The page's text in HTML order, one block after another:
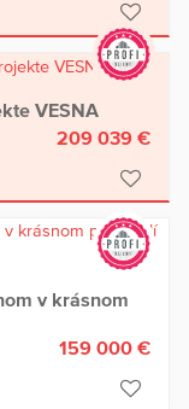
VESNA
209 039 €
v krásnom
159 000 €